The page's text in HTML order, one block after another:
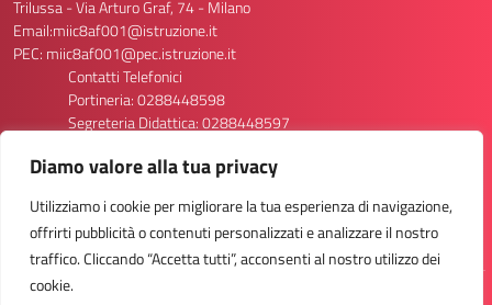
Diamo valore alla tua privacy
Utilizziamo i cookie per migliorare la tua esperienza di navigazione,
offrirti pubblicità o contenuti personalizzati e analizzare il nostro
traffico. Cliccando “Accetta tutti”, acconsenti al nostro utilizzo dei
cookie.
Trilussa - Via Arturo Graf, 74 - Milano
Email:miic8af001@istruzione.it
PEC: miic8af001@pec.istruzione.it
Contatti Telefonici
Portineria: 0288448598
Segreteria Didattica: 0288448597
Codice Meccanografico Scuola: MIIC8AF001
Codice Meccanografico Primaria Via Graf 70: MIEE8AF024
Codice Meccanografico Secondaria Via Graf 74: MIMM8AF012